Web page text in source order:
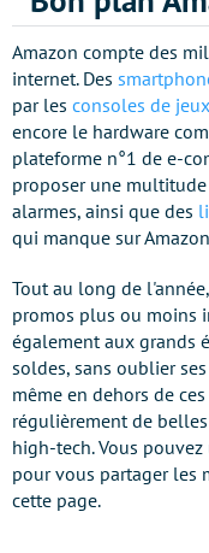
Amazon compte des
internet. Des
par les consoles de jeux
encore le hardware
plateforme n°1 de e-
proposer une multitude
alarmes, ainsi que des
qui manque sur
Tout au long de
promos plus ou moins
également aux grands
soldes, sans oublier
même en dehors de
régulièrement de
high-tech. Vous
pour vous partager les
cette page.